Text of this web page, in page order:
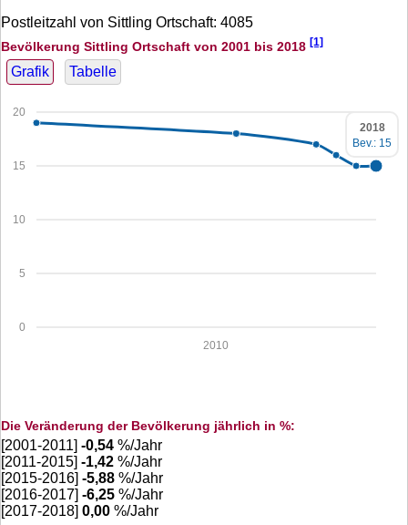
Postleitzahl von Sittling Ortschaft: 4085
Bevölkerung Sittling Ortschaft von 2001 bis 2018 [1]
Grafik Tabelle
0
5
10
15
20
2010
2018
Bev.: 15
Die Veränderung der Bevölkerung jährlich in %:
[2001-2011] -0,54 %/Jahr
[2011-2015] -1,42 %/Jahr
[2015-2016] -5,88 %/Jahr
[2016-2017] -6,25 %/Jahr
[2017-2018] 0,00 %/Jahr